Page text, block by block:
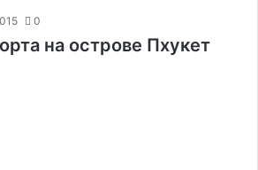
0
на острове Пхукет